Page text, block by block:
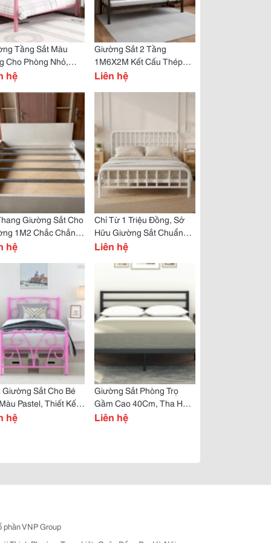
Tầng Sắt Màu
Cho Phòng Nhỏ,
Decor Xinh Xắn
hệ
Giường Sắt 2 Tầng
1M6X2M Kết Cấu Thép
Dày 1.8Mm, Mua Một Lần,
Liên hệ
Giường Sắt Cho
1M2 Chắc Chắn
Trội, Vừa Khít, Không
hệ
Chỉ Từ 1 Triệu Đồng, Sở
Hữu Giường Sắt Chuẩn
Đẹp Tại Phố Ngô Gia Tự
Liên hệ
Giường Sắt Cho Bé
Pastel, Thiết Kế
Yêu, Decor Xinh
hệ
Giường Sắt Phòng Trọ
Gầm Cao 40Cm, Tha Hồ
Chứa Vali, Thùng Đồ Đạc
Liên hệ
phần VNP Group